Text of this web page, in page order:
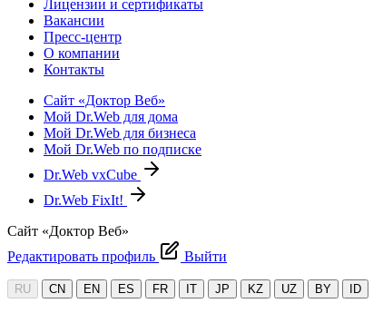
Лицензии и сертификаты
Вакансии
Пресс-центр
О компании
Контакты
Сайт «Доктор Веб»
Мой Dr.Web для дома
Мой Dr.Web для бизнеса
Мой Dr.Web по подписке
Dr.Web vxCube
Dr.Web FixIt!
Сайт «Доктор Веб»
Редактировать профиль
Выйти
RU CN EN ES FR IT JP KZ UZ BY ID